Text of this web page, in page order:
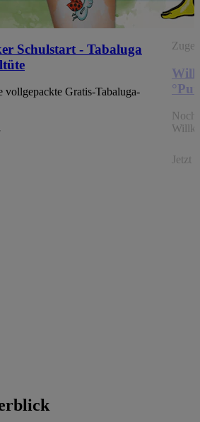
Schulstart - Tabaluga
vollgepackte Gratis-Tabaluga-
Noch
Jetzt